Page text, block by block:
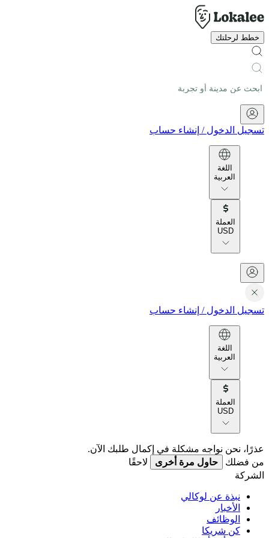
خطط لرحلتك
تسجيل الدخول / إنشاء حساب
اللغة
العربية
العملة
USD
تسجيل الدخول / إنشاء حساب
اللغة
العربية
العملة
USD
عذرًا، نحن نواجه مشكلة في إكمال طلبك الآن.
من فضلك
حاول مرة أخرى
لاحقًا
الشركة
نبذة عن لوكالي
الأخبار
الوظائف
كن شريكا